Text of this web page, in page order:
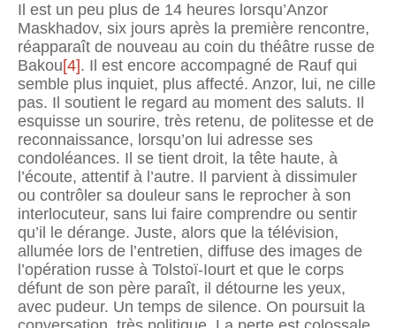
Il est un peu plus de 14 heures lorsqu’Anzor
Maskhadov, six jours après la première rencontre,
réapparaît de nouveau au coin du théâtre russe de
Bakou[4]. Il est encore accompagné de Rauf qui
semble plus inquiet, plus affecté. Anzor, lui, ne cille
pas. Il soutient le regard au moment des saluts. Il
esquisse un sourire, très retenu, de politesse et de
reconnaissance, lorsqu’on lui adresse ses
condoléances. Il se tient droit, la tête haute, à
l’écoute, attentif à l’autre. Il parvient à dissimuler
ou contrôler sa douleur sans le reprocher à son
interlocuteur, sans lui faire comprendre ou sentir
qu’il le dérange. Juste, alors que la télévision,
allumée lors de l’entretien, diffuse des images de
l’opération russe à Tolstoï-Iourt et que le corps
défunt de son père paraît, il détourne les yeux,
avec pudeur. Un temps de silence. On poursuit la